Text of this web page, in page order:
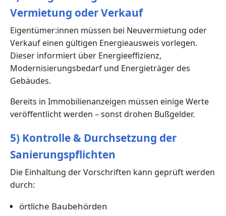
Vermietung oder Verkauf
Eigentümer:innen müssen bei Neuvermietung oder
Verkauf einen gültigen Energieausweis vorlegen.
Dieser informiert über Energieeffizienz,
Modernisierungsbedarf und Energieträger des
Gebäudes.
Bereits in Immobilienanzeigen müssen einige Werte
veröffentlicht werden – sonst drohen Bußgelder.
5) Kontrolle & Durchsetzung der
Sanierungspflichten
Die Einhaltung der Vorschriften kann geprüft werden
durch:
örtliche Baubehörden